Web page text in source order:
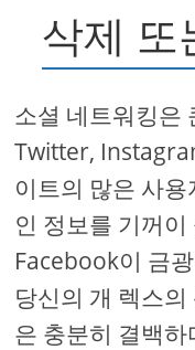
삭제 또
소셜 네트워킹은
Twitter,
이트의 많은 사
인 정보를 기꺼
Facebook이 금
당신의 개 렉스
은 충분히 결백